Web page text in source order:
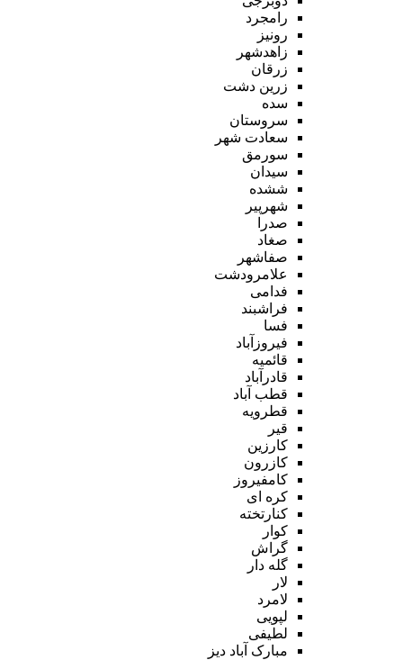
رامجرد
رونیز
زاهدشهر
زرقان
زرین دشت
سده
سروستان
سعادت شهر
سورمق
سیدان
ششده
شهرپیر
صدرا
صغاد
صفاشهر
علامرودشت
فدامی
فراشبند
فسا
فیروزآباد
قائمیه
قادرآباد
قطب آباد
قطرویه
قیر
کارزین
کازرون
کامفیروز
کره ای
کنارتخته
کوار
گراش
گله دار
لار
لامرد
لپویی
لطیفی
مبارک آباد دیز